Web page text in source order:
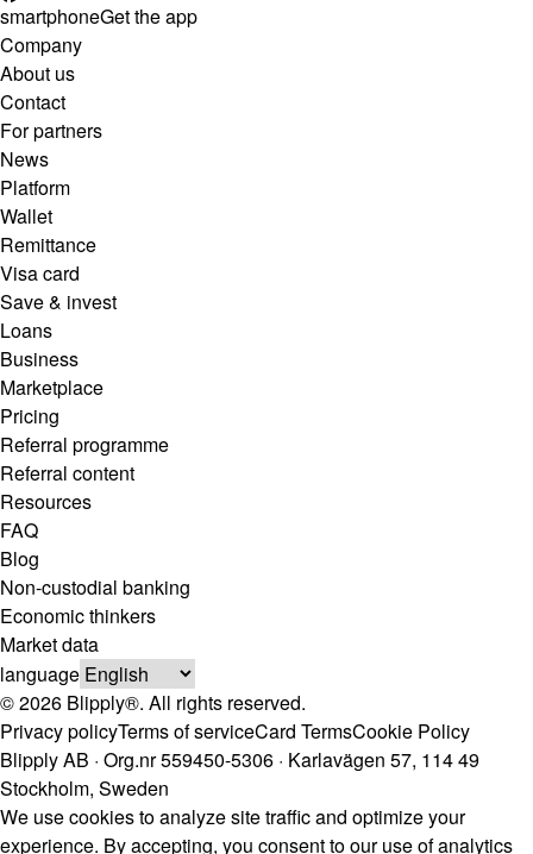
smartphoneGet the app
Company
About us
Contact
For partners
News
Platform
Wallet
Remittance
Visa card
Save & invest
Loans
Business
Marketplace
Pricing
Referral programme
Referral content
Resources
FAQ
Blog
Non-custodial banking
Economic thinkers
Market data
language
© 2026 Blipply®. All rights reserved.
Privacy policyTerms of serviceCard TermsCookie Policy
Blipply AB · Org.nr 559450-5306 · Karlavägen 57, 114 49
Stockholm, Sweden
We use cookies to analyze site traffic and optimize your
experience. By accepting, you consent to our use of analytics